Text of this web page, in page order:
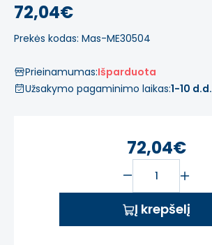
72,04€
Prekės kodas: Mas-ME30504
Prieinamumas:Išparduota
Užsakymo pagaminimo laikas:1-10 d.d.
72,04€
Į krepšelį